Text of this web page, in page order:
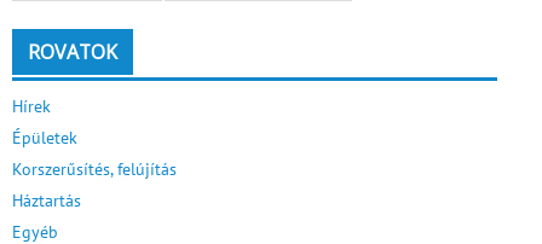
ROVATOK
Hírek
Épületek
Korszerűsítés, felújítás
Háztartás
Egyéb